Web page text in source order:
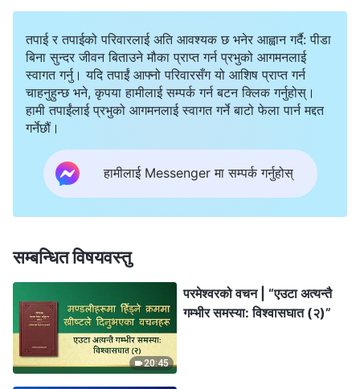
तपाई र तपाईको परिवारलाई अति आवश्यक छ भनेर आह्वान गर्दै: पीडा
बिना सुन्दर जीवन बिताउने मौका प्राप्त गर्न प्रभुको आगमनलाई
स्वागत गर्नु। यदि तपाईं आफ्नो परिवारसँग यो आशिष प्राप्त गर्न
चाहनुहुन्छ भने, कृपया हामीलाई सम्पर्क गर्न बटन क्लिक गर्नुहोस्।
हामी तपाईंलाई प्रभुको आगमनलाई स्वागत गर्ने बाटो फेला पार्न मद्दत
गर्नेछौं।
हामीलाई Messenger मा सम्पर्क गर्नुहोस्
सम्बन्धित विषयवस्तु
20:45
परमेश्‍वरको वचन | “एउटा अत्यन्तै
गम्भीर समस्या: विश्‍वासघात (२)”